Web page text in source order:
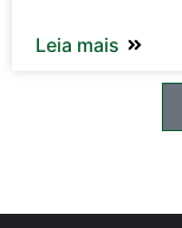
Leia mais